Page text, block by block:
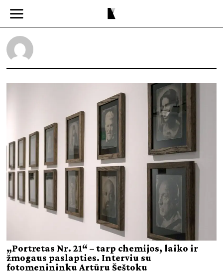
„Portretas Nr. 21“ – tarp chemijos, laiko ir
žmogaus paslapties. Interviu su
fotomenininku Artūru Šeštoku